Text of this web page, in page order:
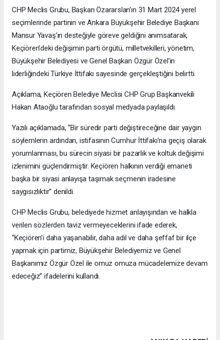
CHP Meclis Grubu, Başkan Özararslan’ın 31 Mart 2024 yerel
seçimlerinde partinin ve Ankara Büyükşehir Belediye Başkanı
Mansur Yavaş’ın desteğiyle göreve geldiğini anımsatarak,
Keçiören’deki değişimin parti örgütü, milletvekilleri, yönetim,
Büyükşehir Belediyesi ve Genel Başkan Özgür Özel’in
liderliğindeki Türkiye İttifakı sayesinde gerçekleştiğini belirtti.
Açıklama, Keçiören Belediye Meclisi CHP Grup Başkanvekili
Hakan Ataoğlu tarafından sosyal medyada paylaşıldı.
Yazılı açıklamada, “Bir süredir parti değiştireceğine dair yaygın
söylemlerin ardından, istifasının Cumhur İttifakı’na geçiş olarak
yorumlanması, bu sürecin siyasi bir pazarlık ve koltuk değişimi
izlenimini güçlendirmiştir. Keçiören halkının verdiği emaneti
başka bir siyasi anlayışa taşımak seçmenin iradesine
saygısızlıktır” denildi.
CHP Meclis Grubu, belediyede hizmet anlayışından ve halkla
verilen sözlerden taviz vermeyeceklerini ifade ederek,
“Keçiören’i daha yaşanabilir, daha adil ve daha şeffaf bir ilçe
yapmak için partimiz, Büyükşehir Belediyemiz ve Genel
Başkanımız Özgür Özel ile omuz omuza mücadelemize devam
edeceğiz” ifadelerini kullandı.